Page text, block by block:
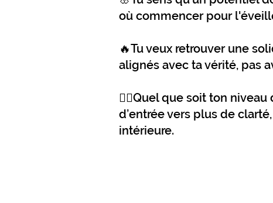
où commencer pour
🔥Tu veux retrouver une
alignés avec ta vérité, pas
🧘‍♀️Quel que soit ton
d’entrée vers plus de
intérieure.